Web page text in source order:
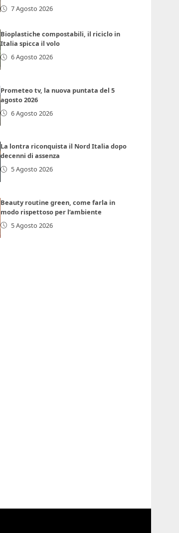
7 Agosto 2026
Bioplastiche compostabili, il riciclo in
Italia spicca il volo
6 Agosto 2026
Prometeo tv, la nuova puntata del 5
agosto 2026
6 Agosto 2026
La lontra riconquista il Nord Italia dopo
decenni di assenza
5 Agosto 2026
Beauty routine green, come farla in
modo rispettoso per l’ambiente
5 Agosto 2026